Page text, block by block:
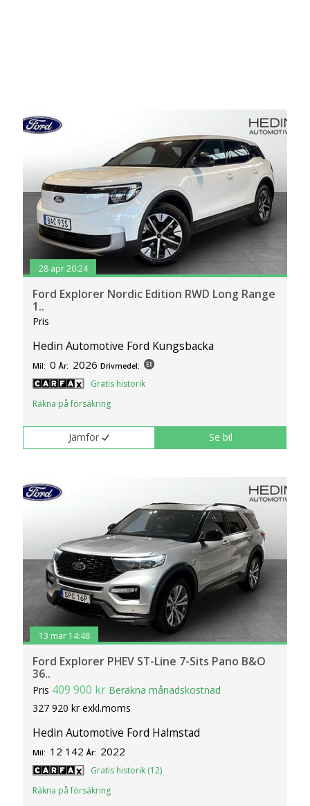
28 apr 20:24
Ford Explorer Nordic Edition RWD Long Range
1..
Pris
Hedin Automotive Ford Kungsbacka
Mil: 0 År: 2026 Drivmedel:
Gratis historik
Räkna på försäkring
Jämför Se bil
13 mar 14:48
Ford Explorer PHEV ST-Line 7-Sits Pano B&O
36..
Pris 409 900 kr Beräkna månadskostnad
327 920 kr exkl.moms
Hedin Automotive Ford Halmstad
Mil: 12 142 År: 2022
Gratis historik (12)
Räkna på försäkring